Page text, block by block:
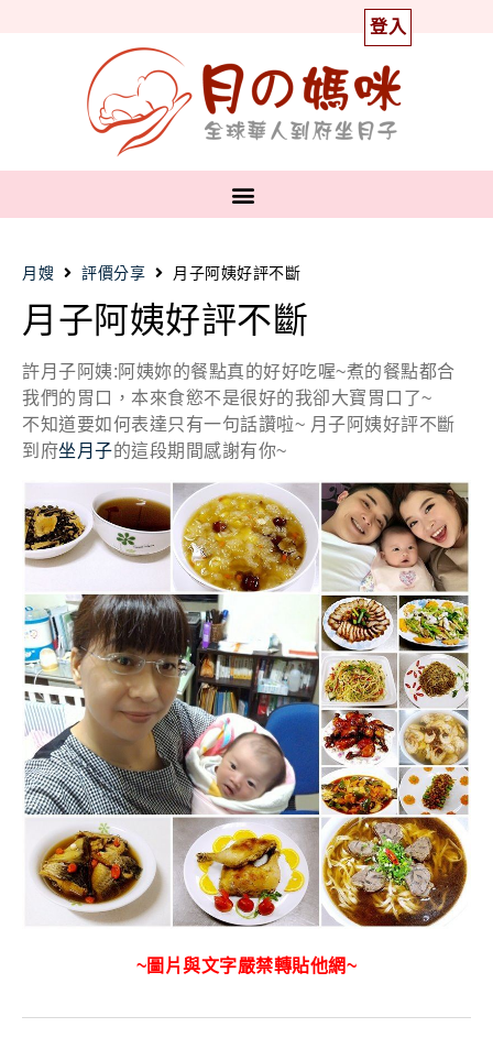
登入
月嫂 評價分享 月子阿姨好評不斷
月子阿姨好評不斷
許月子阿姨:阿姨妳的餐點真的好好吃喔~煮的餐點都合
我們的胃口，本來食慾不是很好的我卻大寶胃口了~
不知道要如何表達只有一句話讚啦~ 月子阿姨好評不斷
到府坐月子的這段期間感謝有你~
~圖片與文字嚴禁轉貼他網~